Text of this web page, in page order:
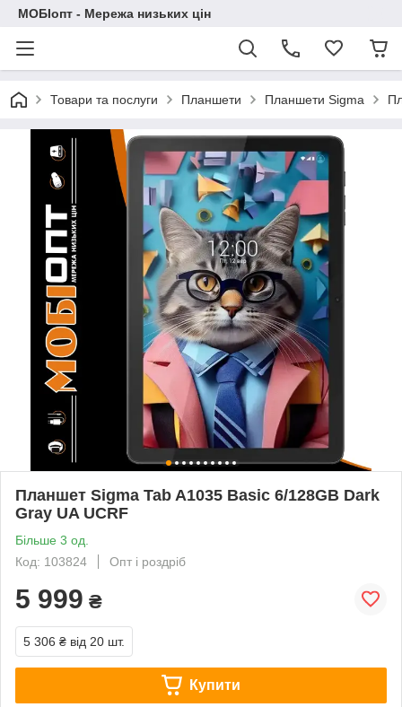
МОБІопт - Мережа низьких цін
Товари та послуги Планшети Планшети Sigma
Планшет Sigma Tab A1035 Basic 6/128GB Dark
Gray UA UCRF
Більше 3 од.
Код: 103824
Опт і роздріб
5 999 ₴
5 306 ₴ від 20 шт.
Купити